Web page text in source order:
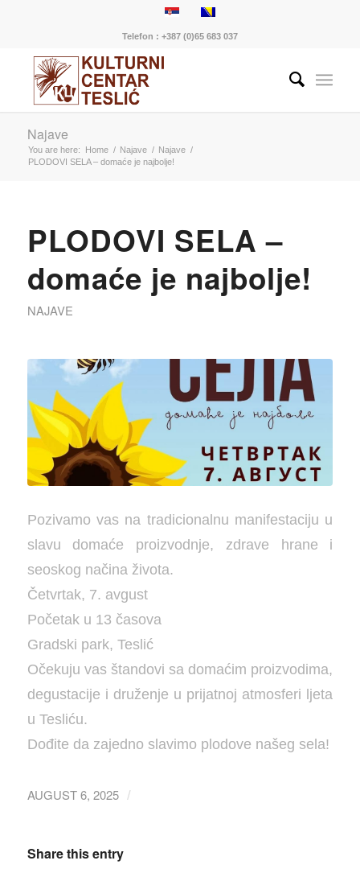
Telefon : +387 (0)65 683 037
Najave
You are here: Home / Najave / Najave /
PLODOVI SELA – domaće je najbolje!
PLODOVI SELA –
domaće je najbolje!
NAJAVE
Pozivamo vas na tradicionalnu manifestaciju u
slavu domaće proizvodnje, zdrave hrane i
seoskog načina života.
Četvrtak, 7. avgust
Početak u 13 časova
Gradski park, Teslić
Očekuju vas štandovi sa domaćim proizvodima,
degustacije i druženje u prijatnoj atmosferi ljeta
u Tesliću.
Dođite da zajedno slavimo plodove našeg sela!
AUGUST 6, 2025 /
Share this entry